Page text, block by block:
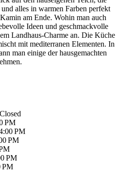
alles in warmen Farben perfekt
am Ende. Wohin man auch
Ideen und geschmackvolle
Landhaus-Charme an. Die Küche
mit mediterranen Elementen. In
man einige der hausgemachten
PM
PM
PM
PM
PM